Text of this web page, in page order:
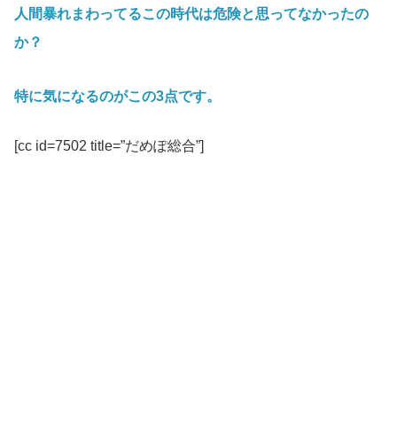
人間暴れまわってるこの時代は危険と思ってなかったの
か？
特に気になるのがこの3点です。
[cc id=7502 title=”だめぽ総合”]